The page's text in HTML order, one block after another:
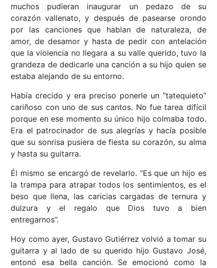
muchos pudieran inaugurar un pedazo de su
corazón vallenato, y después de pasearse orondo
por las canciones que hablan de naturaleza, de
amor, de desamor y hasta de pedir con antelación
que la violencia no llegara a su valle querido, tuvo la
grandeza de dedicarle una canción a su hijo quien se
estaba alejando de su entorno.
Había crecido y era preciso ponerle un “tatequieto”
cariñoso con uno de sus cantos. No fue tarea difícil
porque en ese momento su único hijo colmaba todo.
Era el patrocinador de sus alegrías y hacía posible
que su sonrisa pusiera de fiesta su corazón, su alma
y hasta su guitarra.
Él mismo se encargó de revelarlo. “Es que un hijo es
la trampa para atrapar todos los sentimientos, es el
beso que llena, las caricias cargadas de ternura y
dulzura y el regalo que Dios tuvo a bien
entregarnos”.
Hoy como ayer, Gustavo Gutiérrez volvió a tomar su
guitarra y al lado de su querido hijo Gustavo José,
entonó esa bella canción. Se emocionó como la